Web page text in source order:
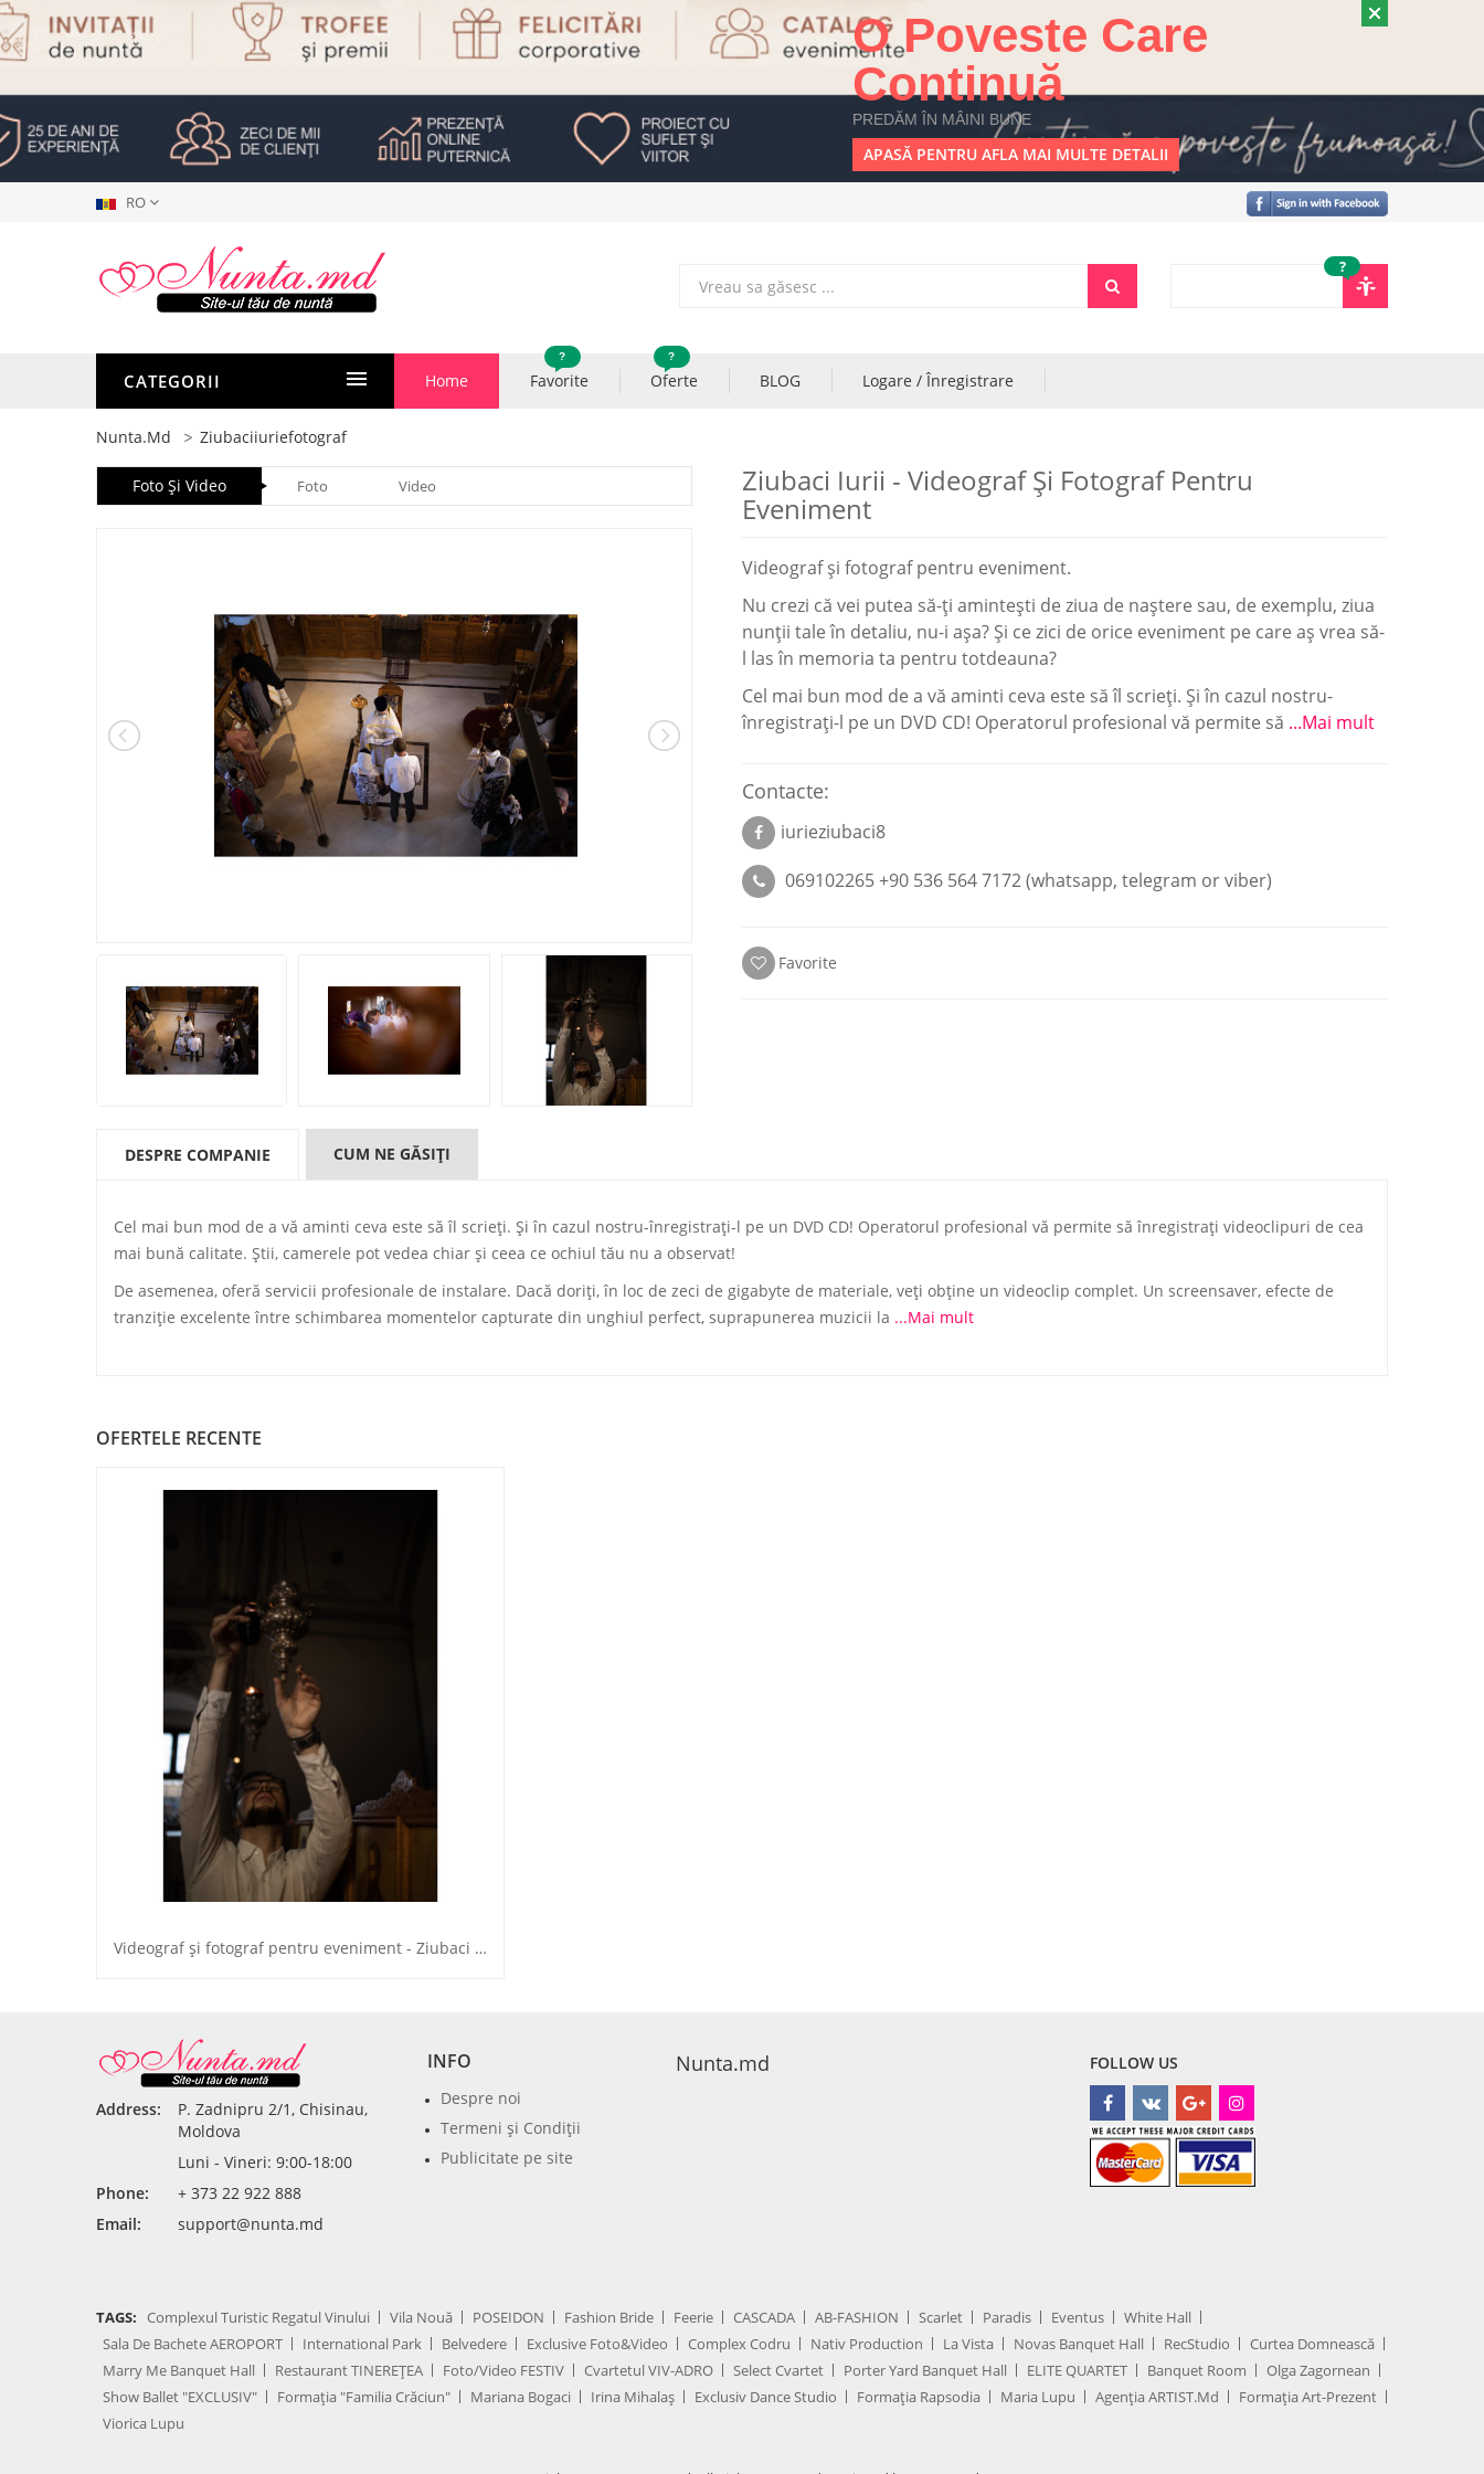
O Poveste Care
Continuă
PREDĂM ÎN MÂINI BUNE
APASĂ PENTRU AFLA MAI MULTE DETALII
RO
?
CATEGORII Home Favorite
?
Oferte
?
BLOG Logare / Înregistrare
Nunta.md Ziubaciiuriefotograf
Foto Şi Video Foto Video Ziubaci Iurii - Videograf Şi Fotograf Pentru
Eveniment
Videograf şi fotograf pentru eveniment.
Nu crezi că vei putea să-ți amintești de ziua de naștere sau, de exemplu, ziua
nunții tale în detaliu, nu-i așa? Și ce zici de orice eveniment pe care aș vrea să-
l las în memoria ta pentru totdeauna?
Cel mai bun mod de a vă aminti ceva este să îl scrieți. Și în cazul nostru-
înregistrați-l pe un DVD CD! Operatorul profesional vă permite să ...Mai mult
Contacte:
iurieziubaci8
069102265 +90 536 564 7172 (whatsapp, telegram or viber)
Favorite
DESPRE COMPANIE CUM NE GĂSIŢI
Cel mai bun mod de a vă aminti ceva este să îl scrieți. Și în cazul nostru-înregistrați-l pe un DVD CD! Operatorul profesional vă permite să înregistrați videoclipuri de cea
mai bună calitate. Știi, camerele pot vedea chiar și ceea ce ochiul tău nu a observat!
De asemenea, oferă servicii profesionale de instalare. Dacă doriți, în loc de zeci de gigabyte de materiale, veți obține un videoclip complet. Un screensaver, efecte de
tranziție excelente între schimbarea momentelor capturate din unghiul perfect, suprapunerea muzicii la ...Mai mult
OFERTELE RECENTE
Videograf şi fotograf pentru eveniment - Ziubaci Iurie
Address:
P. Zadnipru 2/1, Chisinau,
Moldova
Luni - Vineri: 9:00-18:00
Phone:
+ 373 22 922 888
Email:
support@nunta.md
INFO
Despre noi
Termeni şi Condiţii
Publicitate pe site
Nunta.md FOLLOW US
TAGS: Complexul Turistic Regatul Vinului Vila Nouă POSEIDON Fashion Bride Feerie CASCADA AB-FASHION Scarlet Paradis Eventus
White Hall
Sala De Bachete AEROPORT
International Park Belvedere Exclusive Foto&Video Complex Codru Nativ Production La Vista Novas Banquet Hall RecStudio
Curtea Domnească
Marry Me Banquet Hall
Restaurant TINEREȚEA Foto/Video FESTIV Cvartetul VIV-ADRO Select Cvartet Porter Yard Banquet Hall ELITE QUARTET Banquet Room
Olga Zagornean
Show Ballet "EXCLUSIV"
Formația "Familia Crăciun" Mariana Bogaci Irina Mihalaș Exclusiv Dance Studio Formația Rapsodia Maria Lupu Agenţia ARTIST.md
Formația Art-Prezent
Viorica Lupu